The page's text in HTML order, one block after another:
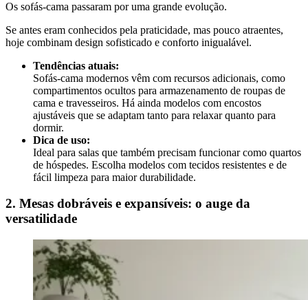
Os sofás-cama passaram por uma grande evolução.
Se antes eram conhecidos pela praticidade, mas pouco atraentes,
hoje combinam design sofisticado e conforto inigualável.
Tendências atuais:
Sofás-cama modernos vêm com recursos adicionais, como
compartimentos ocultos para armazenamento de roupas de
cama e travesseiros. Há ainda modelos com encostos
ajustáveis que se adaptam tanto para relaxar quanto para
dormir.
Dica de uso:
Ideal para salas que também precisam funcionar como quartos
de hóspedes. Escolha modelos com tecidos resistentes e de
fácil limpeza para maior durabilidade.
2. Mesas dobráveis e expansíveis: o auge da
versatilidade